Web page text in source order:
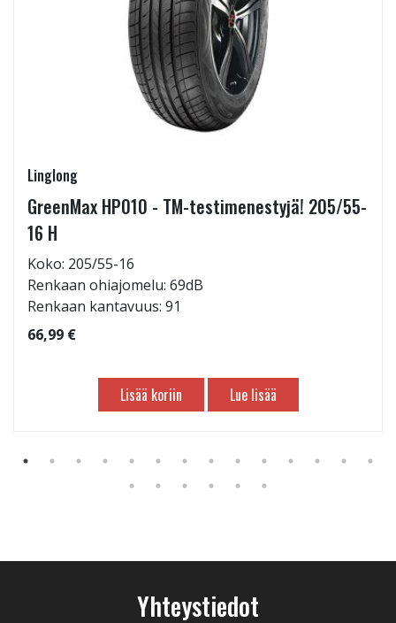
Linglong
GreenMax HP010 - TM-testimenestyjä! 205/55-
16 H
Koko: 205/55-16
Renkaan ohiajomelu: 69dB
Renkaan kantavuus: 91
66,99 €
Lisää koriin Lue lisää
Yhteystiedot